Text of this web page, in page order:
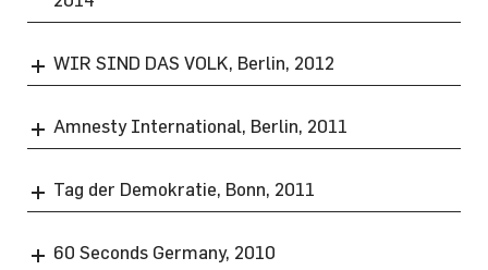
WIR SIND DAS VOLK, Berlin, 2012
Amnesty International, Berlin, 2011
Tag der Demokratie, Bonn, 2011
60 Seconds Germany, 2010